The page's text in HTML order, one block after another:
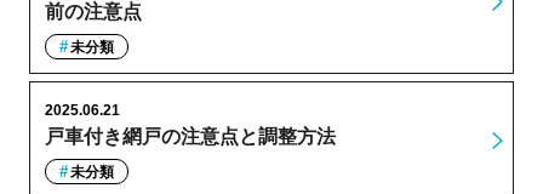
前の注意点
未分類
戸車付き網戸の注意点と調整方法
2025.06.21
未分類